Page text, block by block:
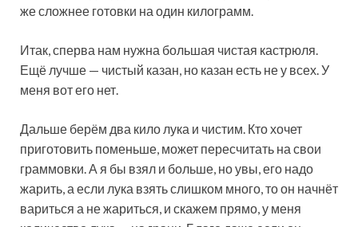
же сложнее готовки на один килограмм.
Итак, сперва нам нужна большая чистая кастрюля.
Ещё лучше — чистый казан, но казан есть не у всех. У
меня вот его нет.
Дальше берём два кило лука и чистим. Кто хочет
приготовить поменьше, может пересчитать на свои
граммовки. А я бы взял и больше, но увы, его надо
жарить, а если лука взять слишком много, то он начнёт
вариться а не жариться, и скажем прямо, у меня